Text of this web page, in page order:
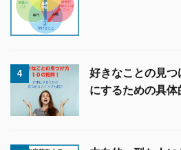
4
好きなことの見
にするための具体